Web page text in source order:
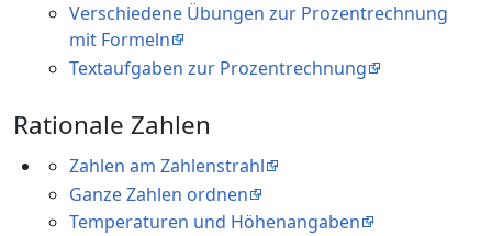
Verschiedene Übungen zur Prozentrechnung
mit Formeln
Textaufgaben zur Prozentrechnung
Rationale Zahlen
Zahlen am Zahlenstrahl
Ganze Zahlen ordnen
Temperaturen und Höhenangaben